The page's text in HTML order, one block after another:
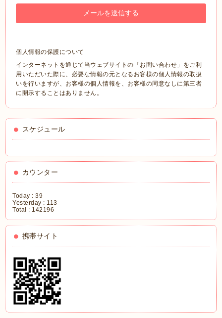
個人情報の保護について
インターネットを通じて当ウェブサイトの「お問い合わせ」をご利
用いただいた際に、必要な情報の元となるお客様の個人情報の取扱
いを行いますが、お客様の個人情報を、お客様の同意なしに第三者
に開示することはありません。
スケジュール
カウンター
Today :39
Yesterday : 113
Total : 142196
携帯サイト